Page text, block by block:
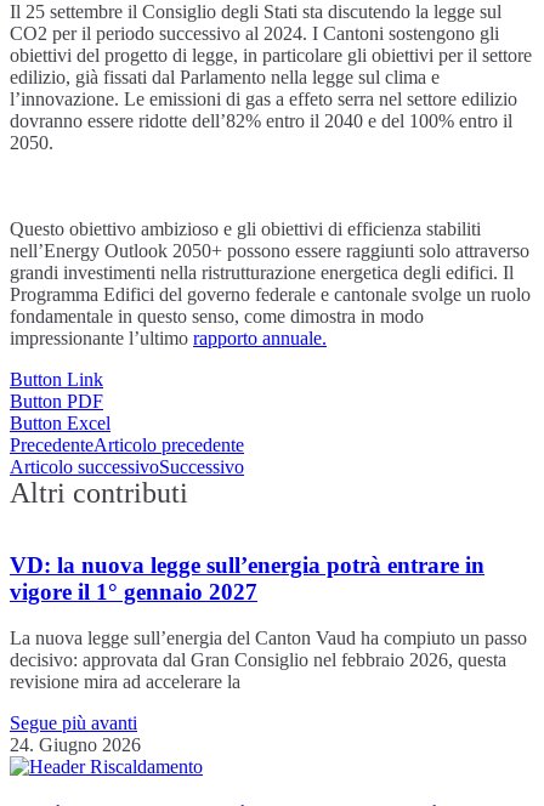
Il 25 settembre il Consiglio degli Stati sta discutendo la legge sul
CO2 per il periodo successivo al 2024. I Cantoni sostengono gli
obiettivi del progetto di legge, in particolare gli obiettivi per il settore
edilizio, già fissati dal Parlamento nella legge sul clima e
l’innovazione. Le emissioni di gas a effeto serra nel settore edilizio
dovranno essere ridotte dell’82% entro il 2040 e del 100% entro il
2050.
Questo obiettivo ambizioso e gli obiettivi di efficienza stabiliti
nell’Energy Outlook 2050+ possono essere raggiunti solo attraverso
grandi investimenti nella ristrutturazione energetica degli edifici. Il
Programma Edifici del governo federale e cantonale svolge un ruolo
fondamentale in questo senso, come dimostra in modo
impressionante l’ultimo rapporto annuale.
Button Link
Button PDF
Button Excel
PrecedenteArticolo precedente
Articolo successivoSuccessivo
Altri contributi
VD: la nuova legge sull’energia potrà entrare in
vigore il 1° gennaio 2027
La nuova legge sull’energia del Canton Vaud ha compiuto un passo
decisivo: approvata dal Gran Consiglio nel febbraio 2026, questa
revisione mira ad accelerare la
Segue più avanti
24. Giugno 2026